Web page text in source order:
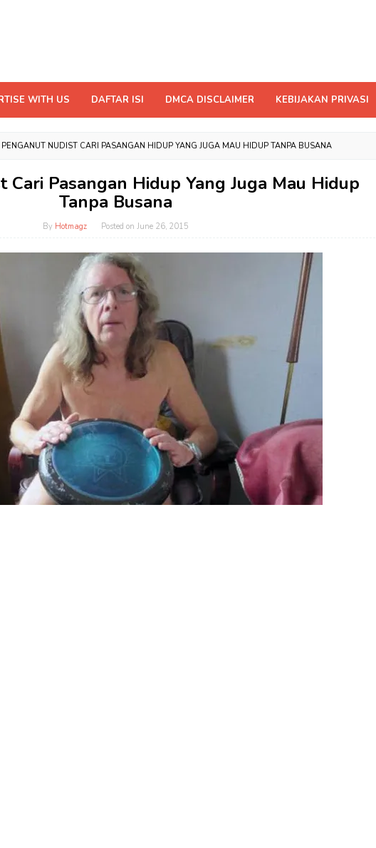
WITH US DAFTAR ISI DMCA DISCLAIMER KEBIJAKAN PRIVASI
PENGANUT NUDIST CARI PASANGAN HIDUP YANG JUGA MAU HIDUP TANPA BUSANA
Cari Pasangan Hidup Yang Juga Mau Hidup
Tanpa Busana
By Hotmagz Posted onJune 26, 2015